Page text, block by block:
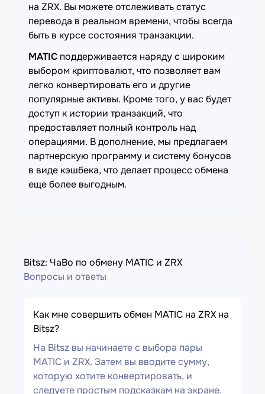
на ZRX. Вы можете отслеживать статус
перевода в реальном времени, чтобы всегда
быть в курсе состояния транзакции.
MATIC поддерживается наряду с широким
выбором криптовалют, что позволяет вам
легко конвертировать его и другие
популярные активы. Кроме того, у вас будет
доступ к истории транзакций, что
предоставляет полный контроль над
операциями. В дополнение, мы предлагаем
партнерскую программу и систему бонусов
в виде кэшбека, что делает процесс обмена
еще более выгодным.
Bitsz: ЧаВо по обмену MATIC и ZRX
Вопросы и ответы
Как мне совершить обмен MATIC на ZRX на
Bitsz?
На Bitsz вы начинаете с выбора пары
MATIC и ZRX. Затем вы вводите сумму,
которую хотите конвертировать, и
следуете простым подсказкам на экране.